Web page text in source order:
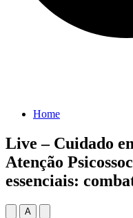
Home
Live – Cuidado
Atenção
essenciais:
A